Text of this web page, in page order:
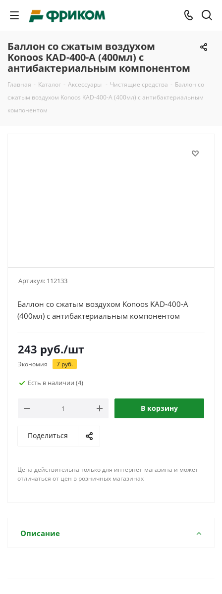
Баллон со сжатым воздухом
Konoos KAD-400-А (400мл) с
антибактериальным компонентом
Главная - Каталог - Аксессуары - Чистящие средства - Баллон со
сжатым воздухом Konoos KAD-400-А (400мл) с антибактериальным
компонентом
Артикул: 112133
Баллон со сжатым воздухом Konoos KAD-400-А
(400мл) с антибактериальным компонентом
243 руб./шт
Экономия 7 руб.
Есть в наличии (4)
В корзину
Поделиться
Цена действительна только для интернет-магазина и может
отличаться от цен в розничных магазинах
Описание